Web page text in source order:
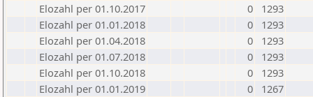
Elozahl per 01.10.2017
0
1293
Elozahl per 01.01.2018
0
1293
Elozahl per 01.04.2018
0
1293
Elozahl per 01.07.2018
0
1293
Elozahl per 01.10.2018
0
1293
Elozahl per 01.01.2019
0
1267